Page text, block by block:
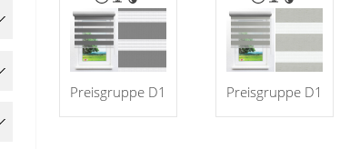
Preisgruppe D1 Preisgruppe D1